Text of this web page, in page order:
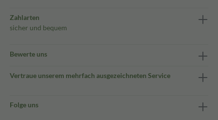
Zahlarten
sicher und bequem
Bewerte uns
Vertraue unserem mehrfach ausgezeichneten Service
Folge uns